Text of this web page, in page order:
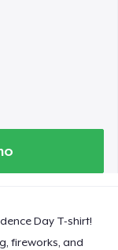
Day T-shirt!
fireworks, and